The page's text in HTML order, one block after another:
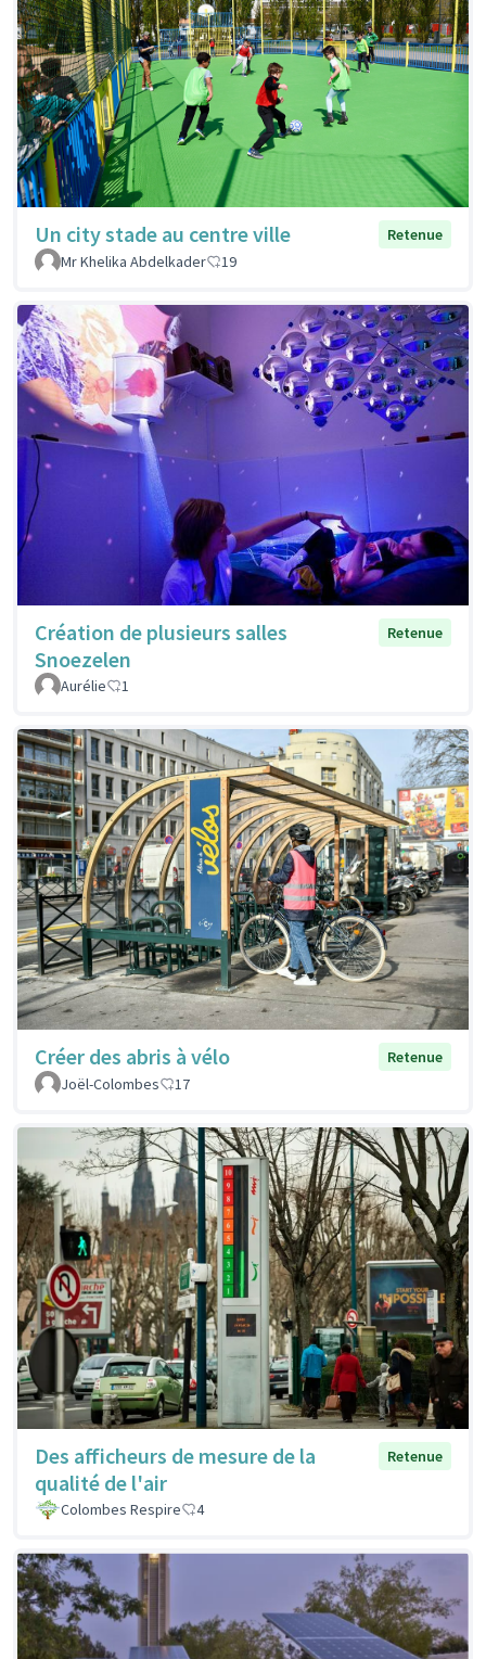
Un city stade au centre ville
Retenue
Mr Khelika Abdelkader
19
Création de plusieurs salles
Snoezelen
Retenue
Aurélie 1
Créer des abris à vélo
Retenue
Joël-Colombes
17
Des afficheurs de mesure de la
qualité de l'air
Retenue
Colombes Respire 4